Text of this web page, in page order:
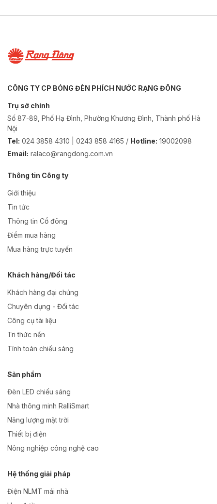
CÔNG TY CP BÓNG ĐÈN PHÍCH NƯỚC RẠNG ĐÔNG
Trụ sở chính
Số 87-89, Phố Hạ Đình, Phường Khương Đình, Thành phố Hà
Nội
Tel: 024 3858 4310 | 0243 858 4165 / Hotline: 19002098
Email: ralaco@rangdong.com.vn
Thông tin Công ty
Giới thiệu
Tin tức
Thông tin Cổ đông
Điểm mua hàng
Mua hàng trực tuyến
Khách hàng/Đối tác
Khách hàng đại chúng
Chuyên dụng - Đối tác
Công cụ tài liệu
Tri thức nền
Tính toán chiếu sáng
Sản phẩm
Đèn LED chiếu sáng
Nhà thông minh RalliSmart
Năng lượng mặt trời
Thiết bị điện
Nông nghiệp công nghệ cao
Hệ thống giải pháp
Điện NLMT mái nhà